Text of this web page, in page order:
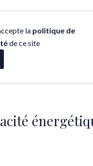
la politique de
de ce site